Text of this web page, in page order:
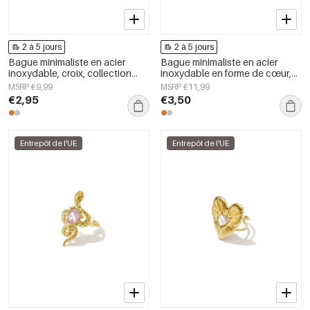
2 à 5 jours
Bague minimaliste en acier
inoxydable, croix, collection
simple pour le quotidien, bijoux
pour femmes
MSRP €9,99
€2,95
2 à 5 jours
Bague minimaliste en acier
inoxydable en forme de cœur,
collection Daily Simple, bijoux
pour femmes
MSRP €11,99
€3,50
Entrepôt de l'UE Entrepôt de l'UE